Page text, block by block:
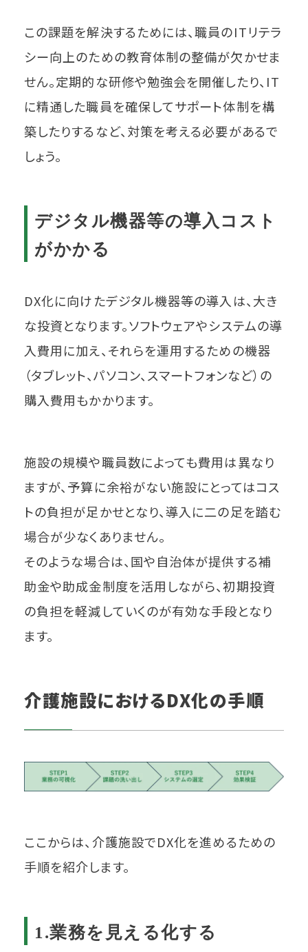
この課題を解決するためには、職員のITリテラ
シー向上のための教育体制の整備が欠かせま
せん。定期的な研修や勉強会を開催したり、IT
に精通した職員を確保してサポート体制を構
築したりするなど、対策を考える必要があるで
しょう。
デジタル機器等の導入コスト
がかかる
DX化に向けたデジタル機器等の導入は、大き
な投資となります。ソフトウェアやシステムの導
入費用に加え、それらを運用するための機器
（タブレット、パソコン、スマートフォンなど）の
購入費用もかかります。
施設の規模や職員数によっても費用は異なり
ますが、予算に余裕がない施設にとってはコス
トの負担が足かせとなり、導入に二の足を踏む
場合が少なくありません。
そのような場合は、国や自治体が提供する補
助金や助成金制度を活用しながら、初期投資
の負担を軽減していくのが有効な手段となり
ます。
介護施設におけるDX化の手順
ここからは、介護施設でDX化を進めるための
手順を紹介します。
1.業務を見える化する